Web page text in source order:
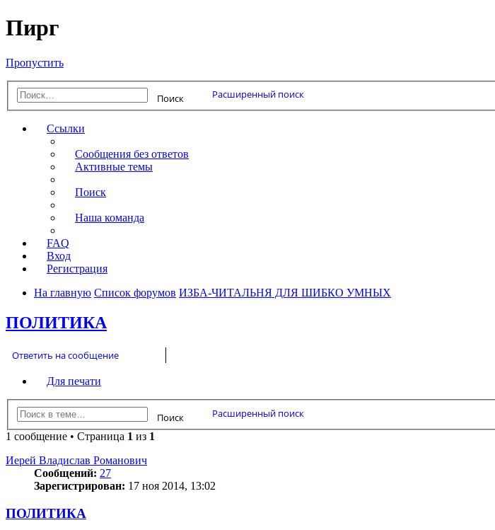
Пирг
Пропустить
Поиск Расширенный поиск
Ссылки
Сообщения без ответов
Активные темы
Поиск
Наша команда
FAQ
Вход
Регистрация
На главную Список форумов ИЗБА-ЧИТАЛЬНЯ ДЛЯ ШИБКО УМНЫХ
ПОЛИТИКА
Ответить на сообщение
Для печати
Поиск Расширенный поиск
1 сообщение • Страница 1 из 1
Иерей Владислав Романович
Сообщений: 27
Зарегистрирован: 17 ноя 2014, 13:02
ПОЛИТИКА